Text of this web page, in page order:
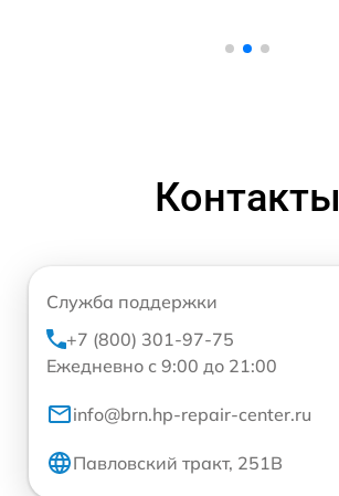
Контакты
Служба поддержки
+7 (800) 301-97-75
Ежедневно с 9:00 до 21:00
info@brn.hp-repair-center.ru
Павловский тракт, 251В